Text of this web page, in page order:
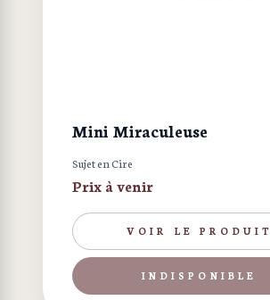
Mini Miraculeuse
Sujet en Cire
Prix à venir
VOIR LE PRODUIT
INDISPONIBLE